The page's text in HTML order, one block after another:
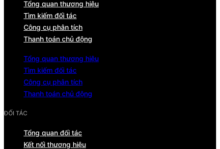
Tổng quan thương hiệu
Tìm kiếm đối tác
Công cụ phân tích
Thanh toán chủ động
Tổng quan thương hiệu
Tìm kiếm đối tác
Công cụ phân tích
Thanh toán chủ động
ĐỐI TÁC
Tổng quan đối tác
Kết nối thương hiệu